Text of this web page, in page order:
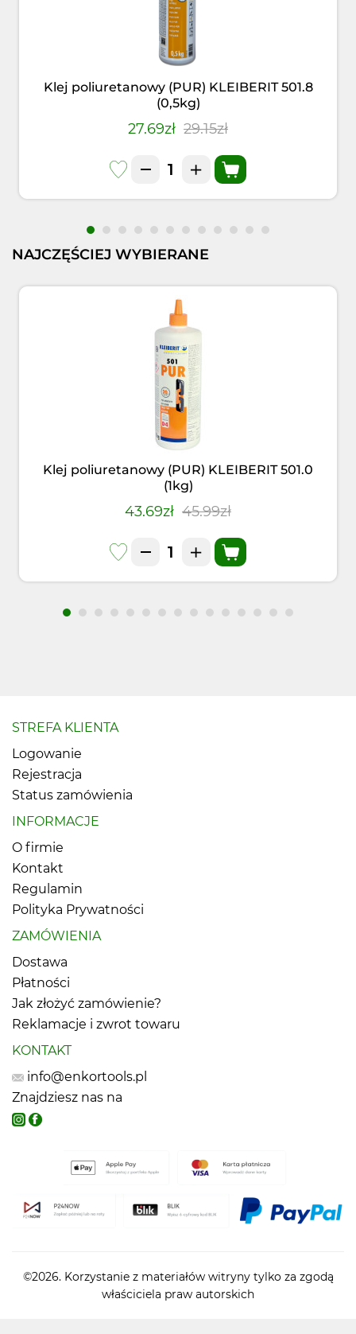
Klej poliuretanowy (PUR) KLEIBERIT 501.8
(0,5kg)
27.69zł 29.15zł
NAJCZĘŚCIEJ WYBIERANE
Klej poliuretanowy (PUR) KLEIBERIT 501.0
(1kg)
43.69zł 45.99zł
STREFA KLIENTA
Logowanie
Rejestracja
Status zamówienia
INFORMACJE
O firmie
Kontakt
Regulamin
Polityka Prywatności
ZAMÓWIENIA
Dostawa
Płatności
Jak złożyć zamówienie?
Reklamacje i zwrot towaru
KONTAKT
info@enkortools.pl
Znajdziesz nas na
©2026. Korzystanie z materiałów witryny tylko za zgodą
właściciela praw autorskich